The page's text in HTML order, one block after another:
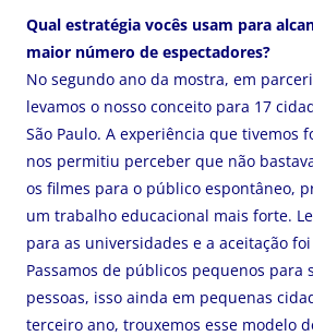
Qual estratégia vocês usam para
maior número de espectadores?
No segundo ano da mostra, em
levamos o nosso conceito para 17
São Paulo. A experiência que tivemos
nos permitiu perceber que não
os filmes para o público espontâneo,
um trabalho educacional mais forte.
para as universidades e a aceitação
Passamos de públicos pequenos para
pessoas, isso ainda em pequenas
terceiro ano, trouxemos esse modelo